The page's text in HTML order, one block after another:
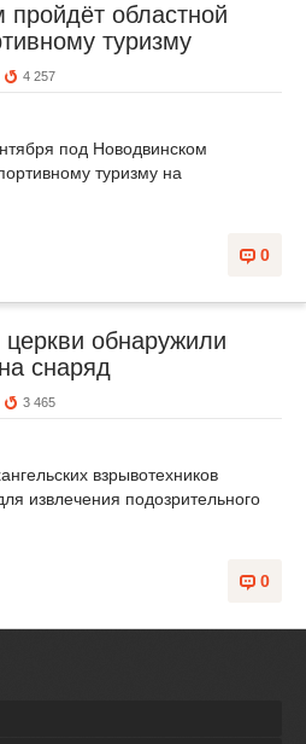
областной
туризму
4 257
под Новодвинском
туризму на
0
обнаружили
снаряд
3 465
взрывотехников
извлечения подозрительного
0